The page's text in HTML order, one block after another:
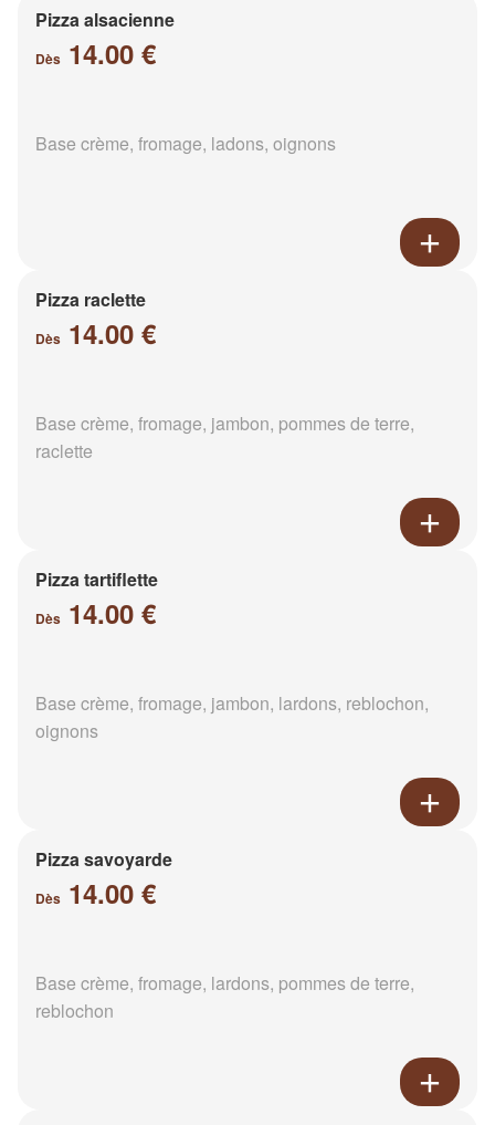
Pizza alsacienne
Dès 14.00 €
Base crème, fromage, ladons, oignons
Pizza raclette
Dès 14.00 €
Base crème, fromage, jambon, pommes de terre,
raclette
Pizza tartiflette
Dès 14.00 €
Base crème, fromage, jambon, lardons, reblochon,
oignons
Pizza savoyarde
Dès 14.00 €
Base crème, fromage, lardons, pommes de terre,
reblochon